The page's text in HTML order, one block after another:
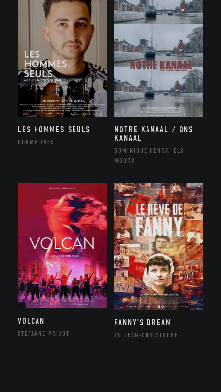
LES HOMMES SEULS
DORME YVES
NOTRE KANAAL / ONS
KANAAL
DOMINIQUE HENRY, ELS
MOORS
VOLCAN
STÉFANNE PRIJOT
FANNY’S DREAM
YU JEAN-CHRISTOPHE